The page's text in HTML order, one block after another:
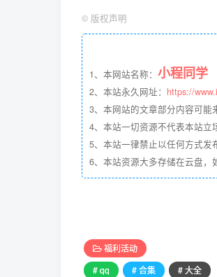
© 版权声明
1、本网站名称： 小程同学
2、本站永久网址： https://
3、本网站的文章部分内容可能
4、本站一切资源不代表本站立
5、本站一律禁止以任何方式发
6、本站资源大多存储在云盘，
福利活动
# qq
# 合集 # 大全